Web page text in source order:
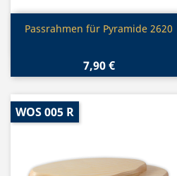
Vorschau
Passrahmen für Pyramide 2620
7,90 €
WOS 005 R